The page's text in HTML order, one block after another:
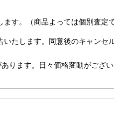
す。（商品よっては個別査定
たします。同意後のキャンセ
ります。日々価格変動がござい